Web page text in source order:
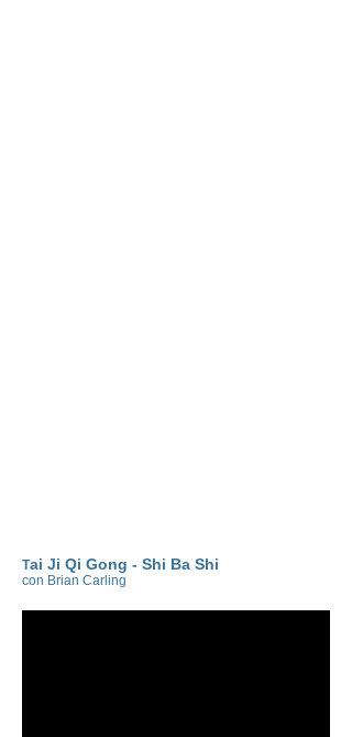
Tai Ji Qi Gong - Shi Ba Shi
con Brian Carling